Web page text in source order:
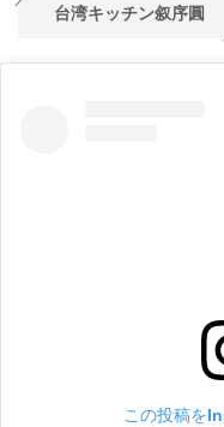
台湾キッチン叙序圓
この投稿を